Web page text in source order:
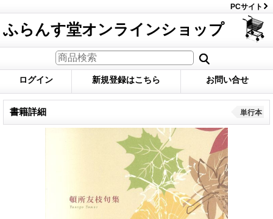
PCサイト
ふらんす堂オンラインショップ
ログイン 新規登録はこちら お問い合せ
書籍詳細 単行本